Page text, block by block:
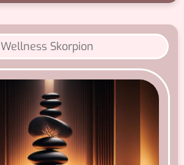
Wellness Skorpion